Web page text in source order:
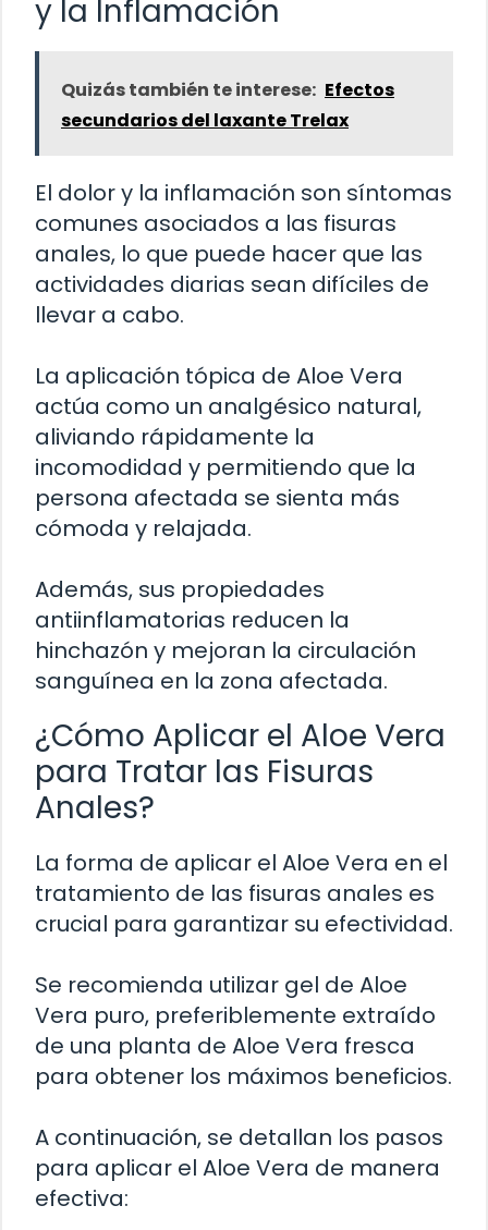
y la Inflamación
Quizás también te interese: Efectos
secundarios del laxante Trelax
El dolor y la inflamación son síntomas
comunes asociados a las fisuras
anales, lo que puede hacer que las
actividades diarias sean difíciles de
llevar a cabo.
La aplicación tópica de Aloe Vera
actúa como un analgésico natural,
aliviando rápidamente la
incomodidad y permitiendo que la
persona afectada se sienta más
cómoda y relajada.
Además, sus propiedades
antiinflamatorias reducen la
hinchazón y mejoran la circulación
sanguínea en la zona afectada.
¿Cómo Aplicar el Aloe Vera
para Tratar las Fisuras
Anales?
La forma de aplicar el Aloe Vera en el
tratamiento de las fisuras anales es
crucial para garantizar su efectividad.
Se recomienda utilizar gel de Aloe
Vera puro, preferiblemente extraído
de una planta de Aloe Vera fresca
para obtener los máximos beneficios.
A continuación, se detallan los pasos
para aplicar el Aloe Vera de manera
efectiva: